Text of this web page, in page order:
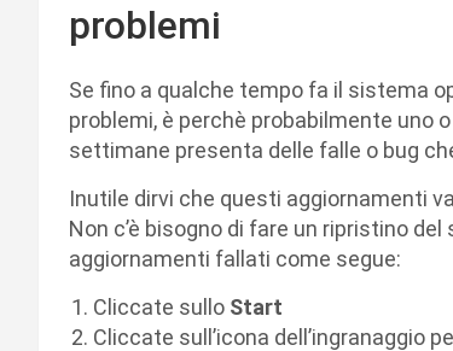
problemi
Se fino a qualche tempo fa il sistema
problemi, è perchè probabilmente uno
settimane presenta delle falle o bug
Inutile dirvi che questi aggiornamenti
Non c’è bisogno di fare un ripristino
aggiornamenti fallati come segue:
Cliccate sullo Start
Cliccate sull’icona dell’ingranaggio